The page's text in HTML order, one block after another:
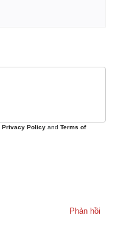
Privacy Policy and Terms of
Phản hồi